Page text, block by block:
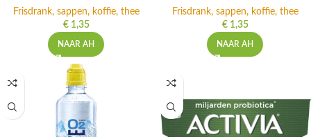
Frisdrank, sappen, koffie, thee
€1,35
NAAR AH
Frisdrank, sappen, koffie, thee
€1,35
NAAR AH